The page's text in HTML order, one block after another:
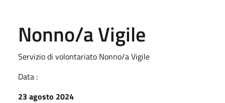
Nonno/a Vigile
Servizio di volontariato Nonno/a Vigile
Data :
23 agosto 2024